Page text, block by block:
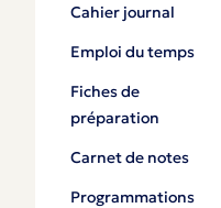
Cahier journal
Emploi du temps
Fiches de
préparation
Carnet de notes
Programmations